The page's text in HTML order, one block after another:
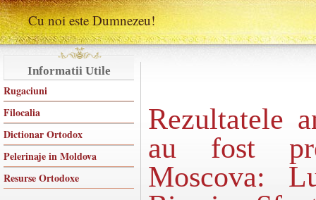
Cu noi este Dumnezeu!
Informatii Utile
Rugaciuni
Filocalia
Dictionar Ortodox
Pelerinaje in Moldova
Resurse Ortodoxe
Rezultatele
au fost
Moscova: